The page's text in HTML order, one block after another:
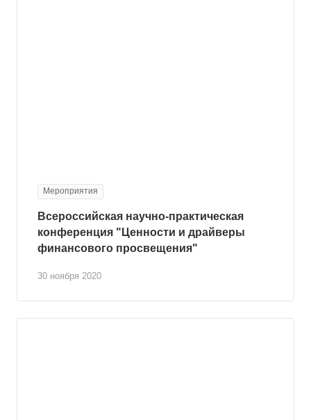
Мероприятия
30 ноября 2020
Всероссийская научно-практическая
конференция "Ценности и драйверы
финансового просвещения"